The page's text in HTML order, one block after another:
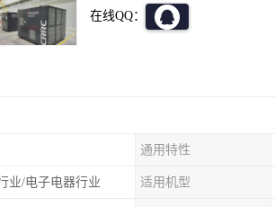
在线QQ：
通用特性
业/电子电器行业 适用机型